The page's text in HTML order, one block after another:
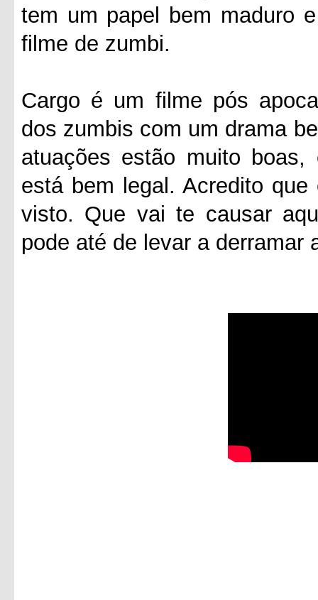
tem um papel bem maduro
filme de zumbi.
Cargo é um filme pós
dos zumbis com um drama
atuações estão muito
está bem legal. Acredito
visto. Que vai te causar
pode até de levar a derramar